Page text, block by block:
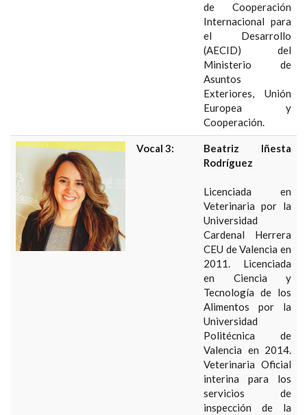
de Cooperación
Internacional para
el Desarrollo
(AECID) del
Ministerio de
Asuntos
Exteriores, Unión
Europea y
Cooperación.
Vocal 3:
Beatriz Iñesta
Rodríguez
Licenciada en
Veterinaria por la
Universidad
Cardenal Herrera
CEU de Valencia en
2011. Licenciada
en Ciencia y
Tecnología de los
Alimentos por la
Universidad
Politécnica de
Valencia en 2014.
Veterinaria Oficial
interina para los
servicios de
inspección de la